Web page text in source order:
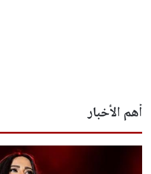
أهم الأخبار